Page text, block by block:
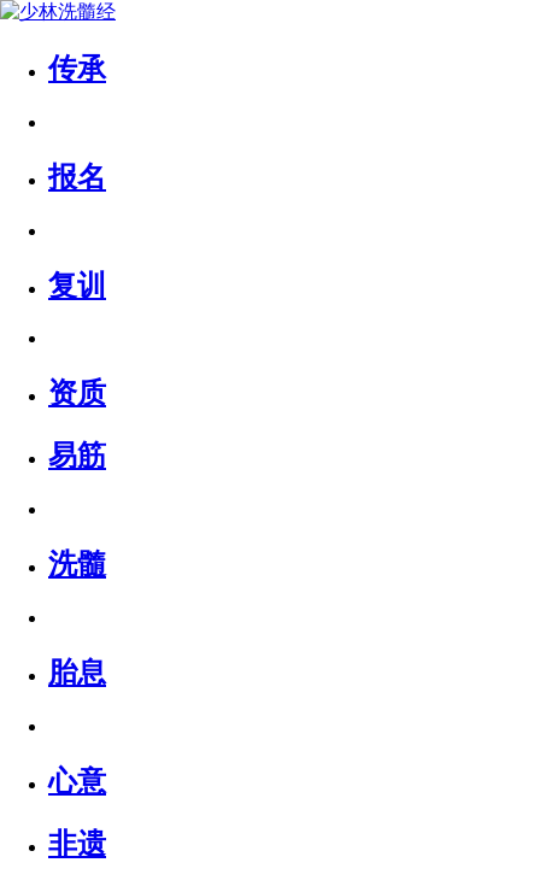
传承
报名
复训
资质
易筋
洗髓
胎息
心意
非遗